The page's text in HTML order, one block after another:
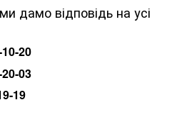
дамо відповідь на усі
20
03
19